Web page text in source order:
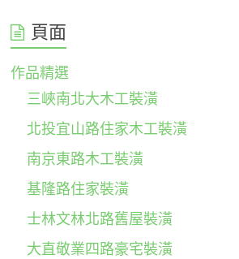
頁面
作品精選
三峽南北大木工裝潢
北投宜山路住家木工裝潢
南京東路木工裝潢
基隆路住家裝潢
士林文林北路舊屋裝潢
大直敬業四路豪宅裝潢